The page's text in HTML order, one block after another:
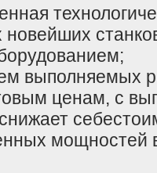
выполняемых
ценам, с
мощностей